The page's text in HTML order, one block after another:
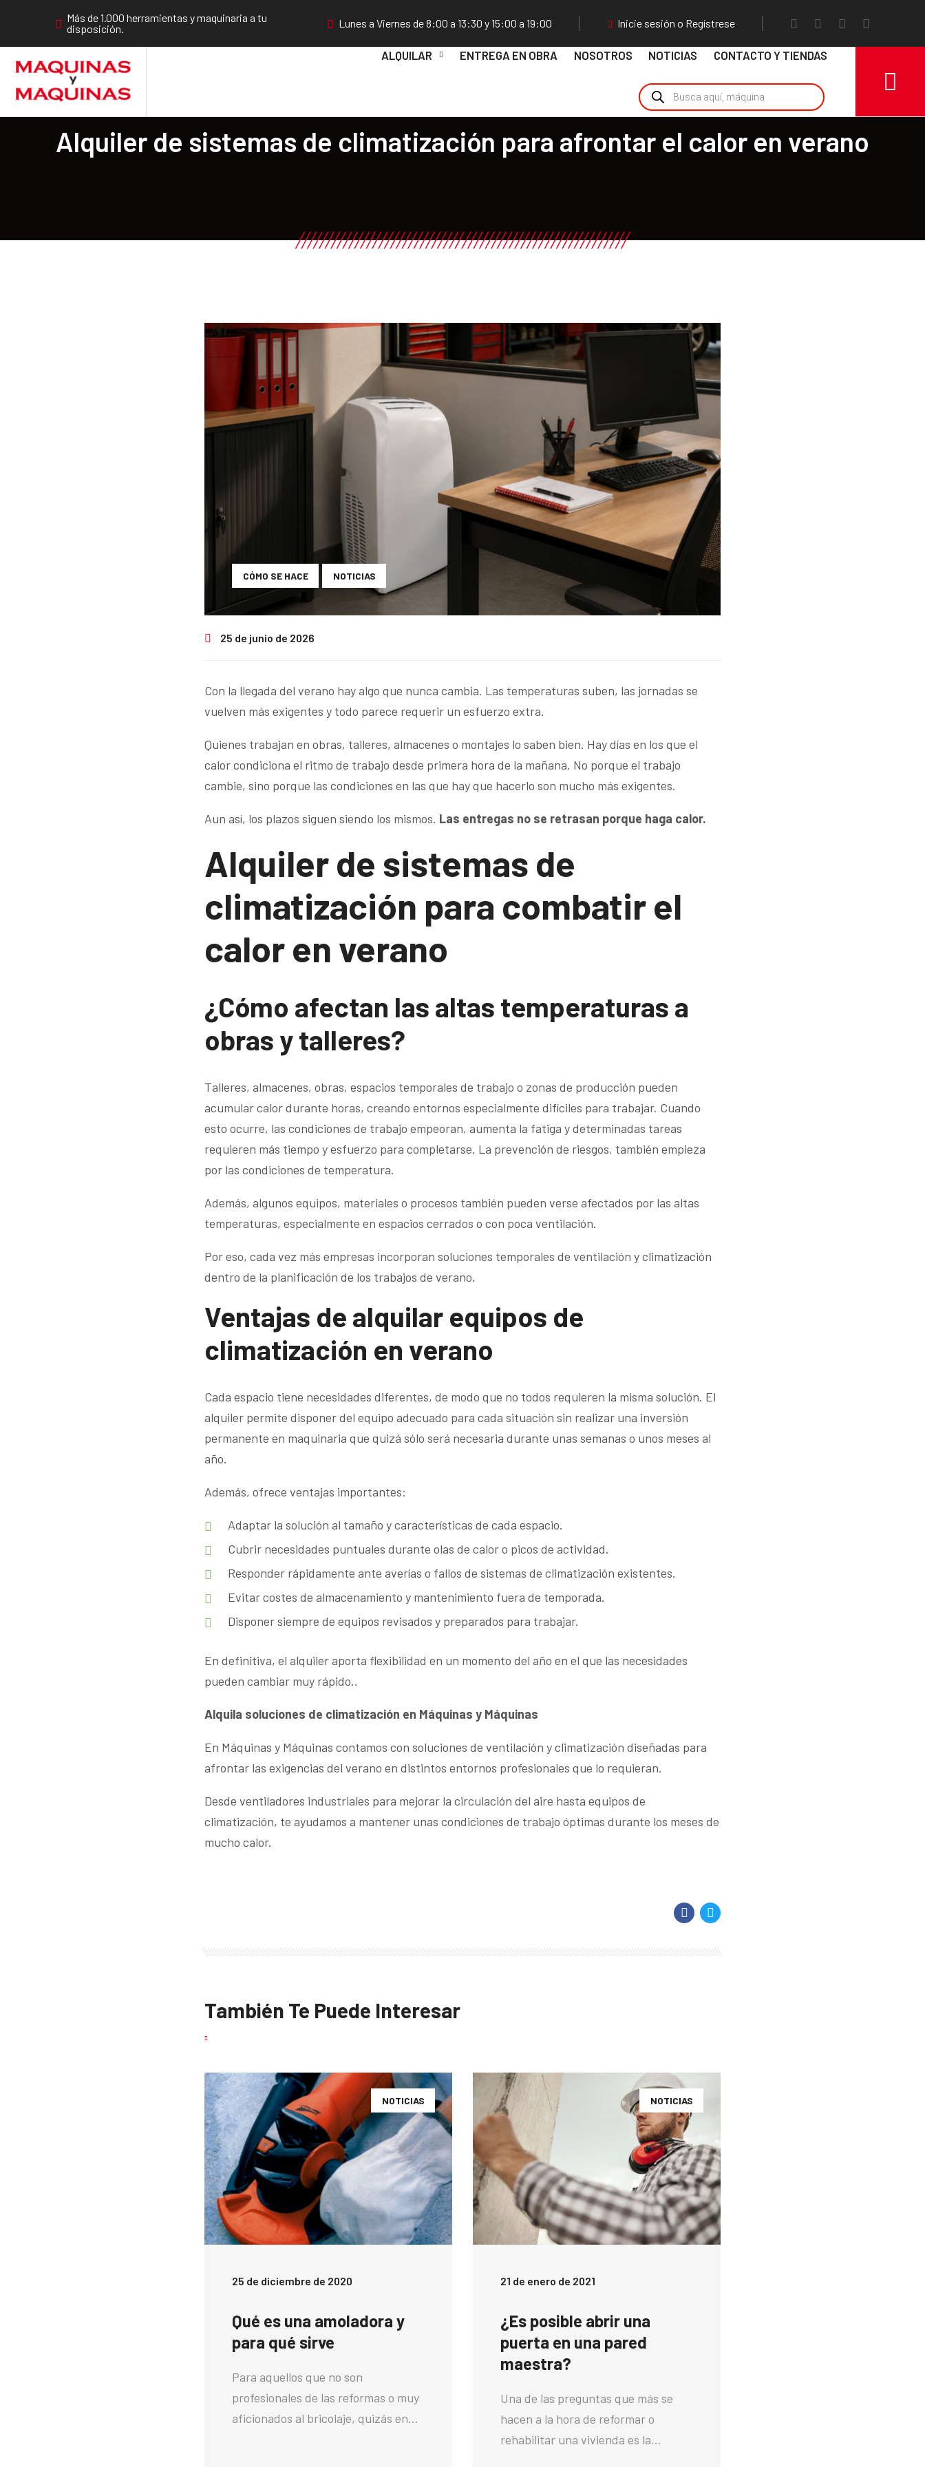
Más de 1.000 herramientas y maquinaria a tu
disposición.
Lunes a Viernes de 8:00 a 13:30 y 15:00 a 19:00 Inicie sesión o Regístrese
ALQUILAR ENTREGA EN OBRA NOSOTROS NOTICIAS CONTACTO Y TIENDAS
Alquiler de sistemas de climatización para afrontar el calor en verano
CÓMO SE HACE NOTICIAS
25 de junio de 2026
Con la llegada del verano hay algo que nunca cambia. Las temperaturas suben, las jornadas se
vuelven más exigentes y todo parece requerir un esfuerzo extra.
Quienes trabajan en obras, talleres, almacenes o montajes lo saben bien. Hay días en los que el
calor condiciona el ritmo de trabajo desde primera hora de la mañana. No porque el trabajo
cambie, sino porque las condiciones en las que hay que hacerlo son mucho más exigentes.
Aun así, los plazos siguen siendo los mismos. Las entregas no se retrasan porque haga calor.
Alquiler de sistemas de
climatización para combatir el
calor en verano
¿Cómo afectan las altas temperaturas a
obras y talleres?
Talleres, almacenes, obras, espacios temporales de trabajo o zonas de producción pueden
acumular calor durante horas, creando entornos especialmente difíciles para trabajar. Cuando
esto ocurre, las condiciones de trabajo empeoran, aumenta la fatiga y determinadas tareas
requieren más tiempo y esfuerzo para completarse. La prevención de riesgos, también empieza
por las condiciones de temperatura.
Además, algunos equipos, materiales o procesos también pueden verse afectados por las altas
temperaturas, especialmente en espacios cerrados o con poca ventilación.
Por eso, cada vez más empresas incorporan soluciones temporales de ventilación y climatización
dentro de la planificación de los trabajos de verano.
Ventajas de alquilar equipos de
climatización en verano
Cada espacio tiene necesidades diferentes, de modo que no todos requieren la misma solución. El
alquiler permite disponer del equipo adecuado para cada situación sin realizar una inversión
permanente en maquinaria que quizá sólo será necesaria durante unas semanas o unos meses al
año.
Además, ofrece ventajas importantes:
Adaptar la solución al tamaño y características de cada espacio.
Cubrir necesidades puntuales durante olas de calor o picos de actividad.
Responder rápidamente ante averías o fallos de sistemas de climatización existentes.
Evitar costes de almacenamiento y mantenimiento fuera de temporada.
Disponer siempre de equipos revisados y preparados para trabajar.
En definitiva, el alquiler aporta flexibilidad en un momento del año en el que las necesidades
pueden cambiar muy rápido..
Alquila soluciones de climatización en Máquinas y Máquinas
En Máquinas y Máquinas contamos con soluciones de ventilación y climatización diseñadas para
afrontar las exigencias del verano en distintos entornos profesionales que lo requieran.
Desde ventiladores industriales para mejorar la circulación del aire hasta equipos de
climatización, te ayudamos a mantener unas condiciones de trabajo óptimas durante los meses de
mucho calor.
También Te Puede Interesar
NOTICIAS
25 de diciembre de 2020
Qué es una amoladora y
para qué sirve
Para aquellos que no son
profesionales de las reformas o muy
aficionados al bricolaje, quizás en…
NOTICIAS
21 de enero de 2021
¿Es posible abrir una
puerta en una pared
maestra?
Una de las preguntas que más se
hacen a la hora de reformar o
rehabilitar una vivienda es la…